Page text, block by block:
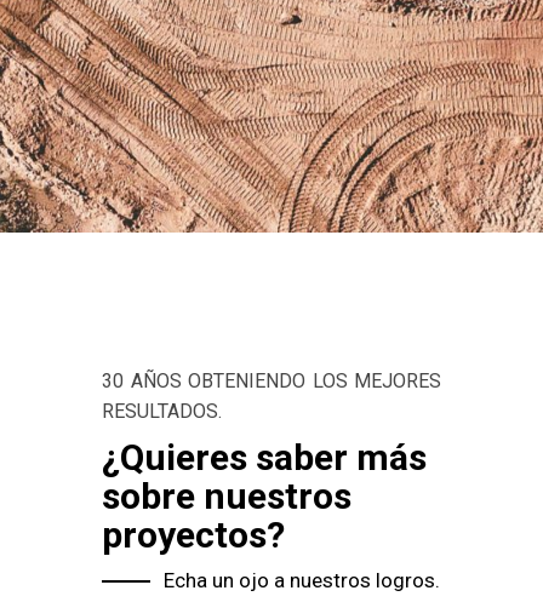
30 AÑOS OBTENIENDO LOS MEJORES
RESULTADOS.
¿Quieres saber más
sobre nuestros
proyectos?
Echa un ojo a nuestros logros.